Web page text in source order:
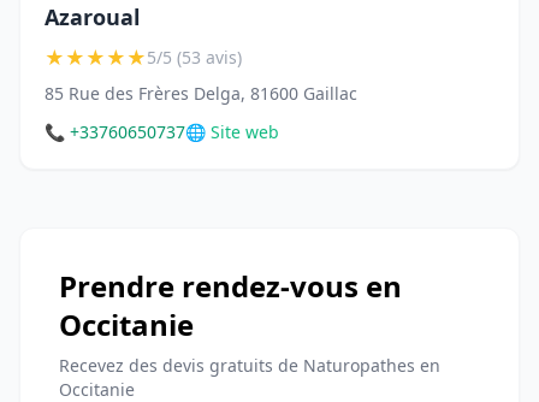
Azaroual
★★★★★5/5 (53 avis)
85 Rue des Frères Delga, 81600 Gaillac
📞 +33760650737🌐 Site web
Prendre rendez-vous en
Occitanie
Recevez des devis gratuits de Naturopathes en
Occitanie